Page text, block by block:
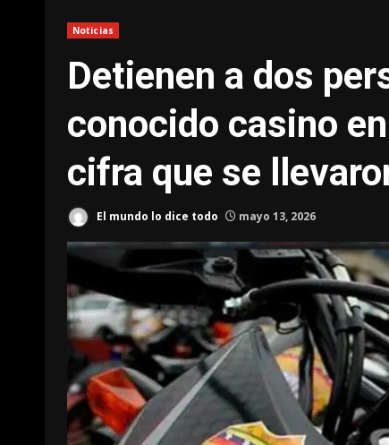
Noticias
Detienen a dos
conocido casino
cifra que se
El mundo lo dice todo mayo 13, 2026